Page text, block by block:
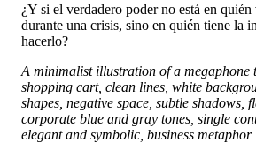
¿Y si el verdadero poder no está en quién
durante una crisis, sino en quién tiene la
hacerlo?
A minimalist illustration of a megaphone
shopping cart, clean lines, white
shapes, negative space, subtle shadows,
corporate blue and gray tones, single
elegant and symbolic, business metaphor